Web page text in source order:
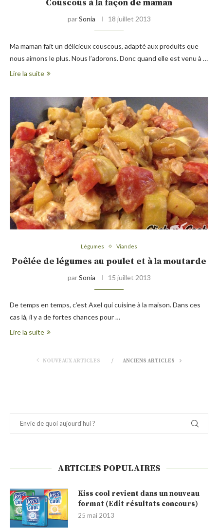
Couscous à la façon de maman
parSonia 18 juillet 2013
Ma maman fait un délicieux couscous, adapté aux produits que
nous aimons le plus. Nous l’adorons. Donc quand elle est venu à …
Lire la suite
Légumes Viandes
Poêlée de légumes au poulet et à la moutarde
parSonia 15 juillet 2013
De temps en temps, c’est Axel qui cuisine à la maison. Dans ces
cas là, il y a de fortes chances pour …
Lire la suite
NOUVEAUX ARTICLES ANCIENS ARTICLES
ARTICLES POPULAIRES
Kiss cool revient dans un nouveau
format (Edit résultats concours)
25 mai 2013